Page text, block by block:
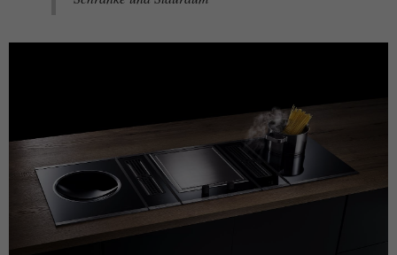
verschlüsselte Facebook-ID und Browser-
ID.
Name _clck
Anbieter Microsoft Clarity